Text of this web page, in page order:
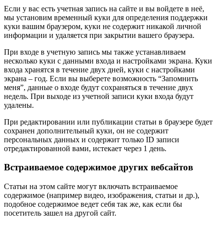
Если у вас есть учетная запись на сайте и вы войдете в неё,
мы установим временный куки для определения поддержки
куки вашим браузером, куки не содержит никакой личной
информации и удаляется при закрытии вашего браузера.
При входе в учетную запись мы также устанавливаем
несколько куки с данными входа и настройками экрана. Куки
входа хранятся в течение двух дней, куки с настройками
экрана – год. Если вы выберете возможность “Запомнить
меня”, данные о входе будут сохраняться в течение двух
недель. При выходе из учетной записи куки входа будут
удалены.
При редактировании или публикации статьи в браузере будет
сохранен дополнительный куки, он не содержит
персональных данных и содержит только ID записи
отредактированной вами, истекает через 1 день.
Встраиваемое содержимое других вебсайтов
Статьи на этом сайте могут включать встраиваемое
содержимое (например видео, изображения, статьи и др.),
подобное содержимое ведет себя так же, как если бы
посетитель зашел на другой сайт.